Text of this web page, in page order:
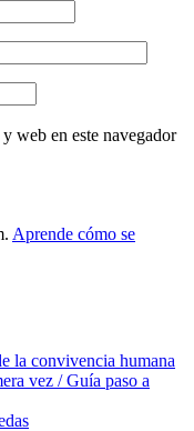
web en este navegador
Aprende cómo se
la convivencia humana
vez / Guía paso a